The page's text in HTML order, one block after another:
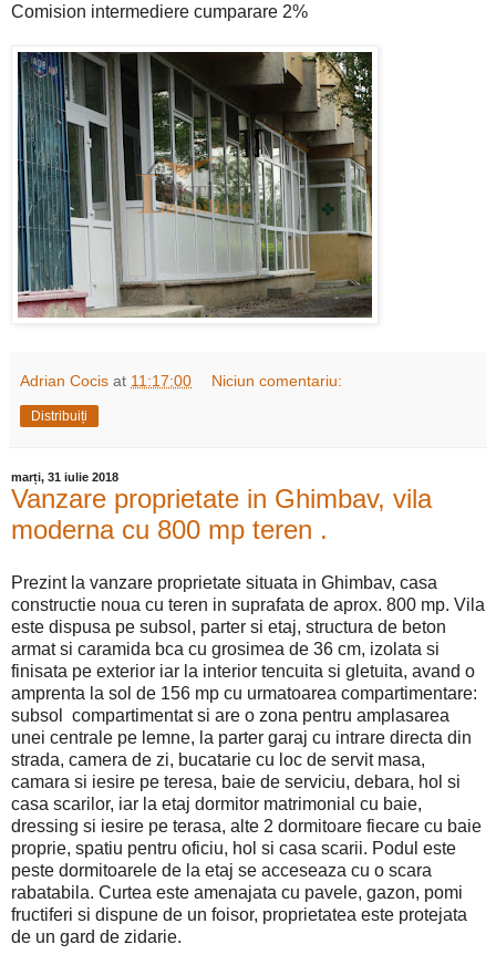
Comision intermediere cumparare 2%
Adrian Cocis at 11:17:00 Niciun comentariu:
Distribuiți
marți, 31 iulie 2018
Vanzare proprietate in Ghimbav, vila
moderna cu 800 mp teren .
Prezint la vanzare proprietate situata in Ghimbav, casa
constructie noua cu teren in suprafata de aprox. 800 mp. Vila
este dispusa pe subsol, parter si etaj, structura de beton
armat si caramida bca cu grosimea de 36 cm, izolata si
finisata pe exterior iar la interior tencuita si gletuita, avand o
amprenta la sol de 156 mp cu urmatoarea compartimentare:
subsol compartimentat si are o zona pentru amplasarea
unei centrale pe lemne, la parter garaj cu intrare directa din
strada, camera de zi, bucatarie cu loc de servit masa,
camara si iesire pe teresa, baie de serviciu, debara, hol si
casa scarilor, iar la etaj dormitor matrimonial cu baie,
dressing si iesire pe terasa, alte 2 dormitoare fiecare cu baie
proprie, spatiu pentru oficiu, hol si casa scarii. Podul este
peste dormitoarele de la etaj se acceseaza cu o scara
rabatabila. Curtea este amenajata cu pavele, gazon, pomi
fructiferi si dispune de un foisor, proprietatea este protejata
de un gard de zidarie.